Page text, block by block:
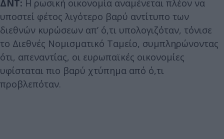
ΔΝΤ: Η ρωσική οικονομία αναμένεται πλέον να
υποστεί φέτος λιγότερο βαρύ αντίτυπο των
διεθνών κυρώσεων απ’ ό,τι υπολογιζόταν, τόνισε
το Διεθνές Νομισματικό Ταμείο, συμπληρώνοντας
ότι, απεναντίας, οι ευρωπαϊκές οικονομίες
υφίσταται πιο βαρύ χτύπημα από ό,τι
προβλεπόταν.